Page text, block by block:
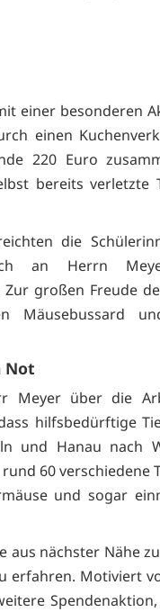
einer besonderen
einen
220 Euro
bereits verletzte
die
an Herrn
großen Freude
Mäusebussard
Not
Meyer über die
hilfsbedürftige
und Hanau nach
60 verschiedene
und sogar
aus nächster Nähe
erfahren. Motiviert